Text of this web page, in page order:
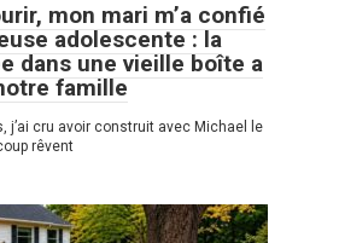
mon mari m’a confié
adolescente : la
dans une vieille boîte a
famille
j’ai cru avoir construit avec Michael le
rêvent